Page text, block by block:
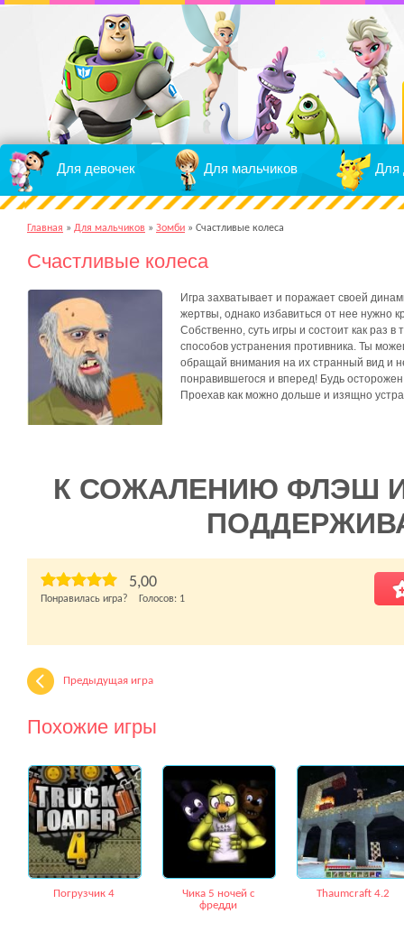
Для девочек Для мальчиков Для
Главная » Для мальчиков » Зомби » Счастливые колеса
Счастливые колеса
Игра захватывает и поражает своей
жертвы, однако избавиться от нее нужно
Собственно, суть игры и состоит как раз в
способов устранения противника. Ты
обращай внимания на их странный вид и
понравившегося и вперед! Будь осторожен
Проехав как можно дольше и изящно
К СОЖАЛЕНИЮ ФЛЭШ
5,00
Понравилась игра? Голосов: 1
Предыдущая игра
Похожие игры
Погрузчик 4
Чика 5 ночей с
фредди
Thaumcraft 4.2